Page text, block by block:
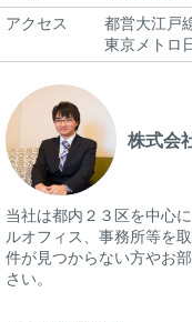
アクセス
都営大江戸
東京メトロ
株式会
当社は都内２３区を中心
ルオフィス、事務所等を
件が見つからない方やお
さい。